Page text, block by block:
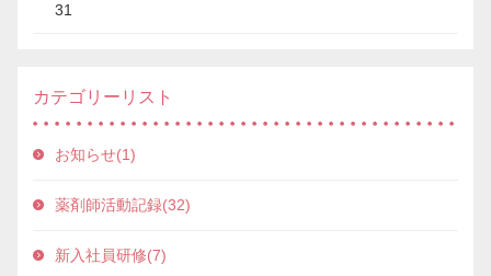
31
カテゴリーリスト
お知らせ(1)
薬剤師活動記録(32)
新入社員研修(7)